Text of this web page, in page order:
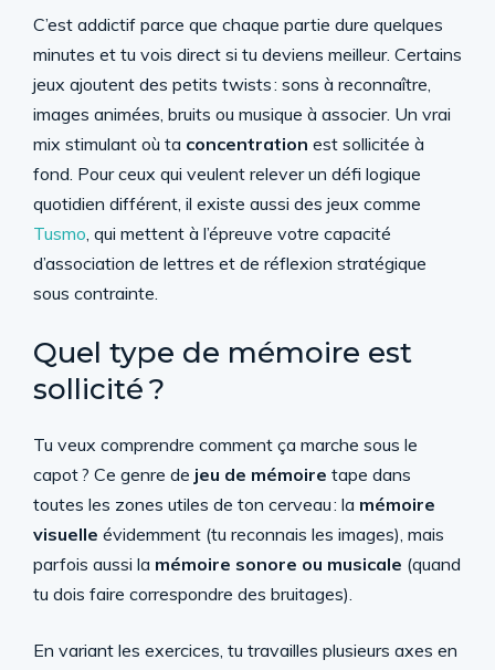
C’est addictif parce que chaque partie dure quelques
minutes et tu vois direct si tu deviens meilleur. Certains
jeux ajoutent des petits twists : sons à reconnaître,
images animées, bruits ou musique à associer. Un vrai
mix stimulant où ta concentration est sollicitée à
fond. Pour ceux qui veulent relever un défi logique
quotidien différent, il existe aussi des jeux comme
Tusmo, qui mettent à l’épreuve votre capacité
d’association de lettres et de réflexion stratégique
sous contrainte.
Quel type de mémoire est
sollicité ?
Tu veux comprendre comment ça marche sous le
capot ? Ce genre de jeu de mémoire tape dans
toutes les zones utiles de ton cerveau : la mémoire
visuelle évidemment (tu reconnais les images), mais
parfois aussi la mémoire sonore ou musicale (quand
tu dois faire correspondre des bruitages).
En variant les exercices, tu travailles plusieurs axes en